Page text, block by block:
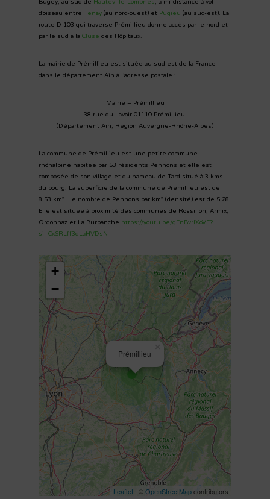
Bugey, au sud de Hauteville-Lompnes, à mi-distance à vol
d’oiseau entre Tenay (au nord-ouest) et Pugieu (au sud-est). La
route D 103 qui traverse Prémillieu donne accès par le nord et
par le sud à laCluse des Hôpitaux.
La mairie de Prémillieu est située au sud-est de la France
dans le département Ain à l’adresse postale :
Mairie – Prémillieu
38 rue du Lavoir 01110 Prémillieu.
(Département Ain, Région Auvergne-Rhône-Alpes)
La commune de Prémillieu est une petite commune
rhônalpine habitée par 53 résidents Pennons et elle est
composée de son village et du hameau de Tard situé à 3 kms
du bourg. La superficie de la commune de Prémillieu est de
8.53 km². Le nombre de Pennons par km² (densité) est de 5.28.
Elle est située à proximité des communes de Rossillon, Armix,
Ordonnaz et La Burbanche. https://youtu.be/gEnBvrlXoVE?
si=CxSRLff3qLaHVDsN
Prémillieu
+
−
Leaflet| ©OpenStreetMapcontributors